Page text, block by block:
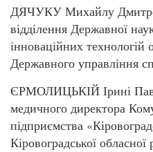
ДЯЧУКУ Михайлу
відділення Державної
інноваційних технологій
Державного управління
ЄРМОЛИЦЬКІЙ Ірині
медичного директора
підприємства
Кіровоградської обласної